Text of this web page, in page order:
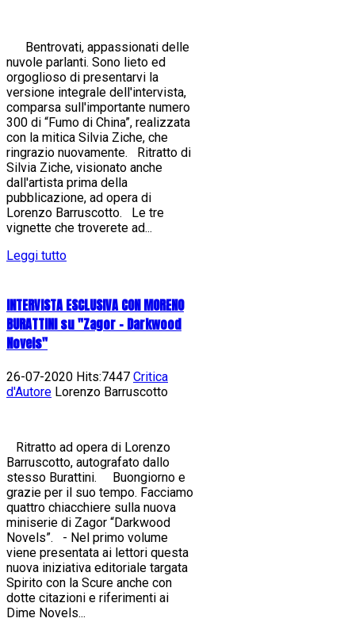
Bentrovati, appassionati delle
nuvole parlanti. Sono lieto ed
orgoglioso di presentarvi la
versione integrale dell'intervista,
comparsa sull'importante numero
300 di “Fumo di China”, realizzata
con la mitica Silvia Ziche, che
ringrazio nuovamente. Ritratto di
Silvia Ziche, visionato anche
dall'artista prima della
pubblicazione, ad opera di
Lorenzo Barruscotto. Le tre
vignette che troverete ad...
Leggi tutto
INTERVISTA ESCLUSIVA CON MORENO
BURATTINI su "Zagor - Darkwood
Novels"
26-07-2020 Hits:7447 Critica
d'Autore Lorenzo Barruscotto
Ritratto ad opera di Lorenzo
Barruscotto, autografato dallo
stesso Burattini. Buongiorno e
grazie per il suo tempo. Facciamo
quattro chiacchiere sulla nuova
miniserie di Zagor “Darkwood
Novels”. - Nel primo volume
viene presentata ai lettori questa
nuova iniziativa editoriale targata
Spirito con la Scure anche con
dotte citazioni e riferimenti ai
Dime Novels...